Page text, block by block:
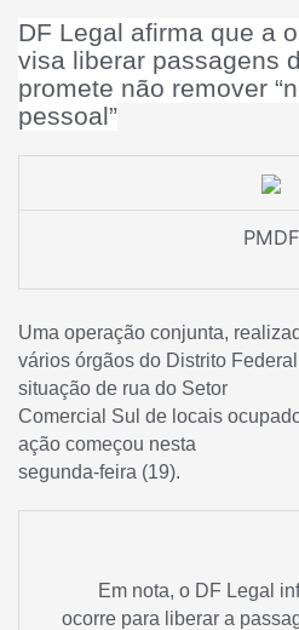
DF Legal afirma que a
visa liberar passagens
promete não remover
pessoal”
PMDF
Uma operação conjunta,
vários órgãos do Distrito
situação de rua do Setor
Comercial Sul de locais
ação começou nesta
segunda-feira (19).
Em nota, o DF Legal
ocorre para liberar a